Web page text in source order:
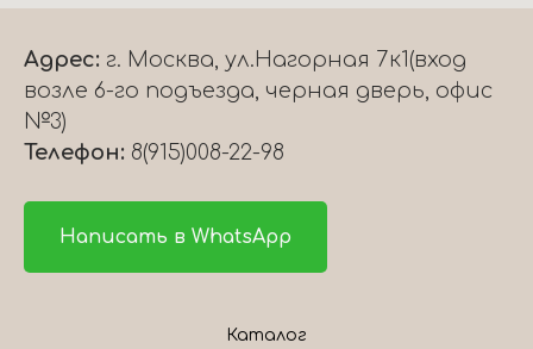
Адрес: г. Москва, ул.Нагорная 7к1(вход
возле 6-го подъезда, черная дверь, офис
№3)
Телефон: 8(915)008-22-98
Написать в WhatsApp
Каталог